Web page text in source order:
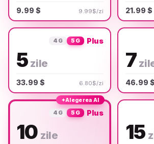
9.99 $ 9.99$/zi 21.99 $
4G 5G Plus
5 zile
33.99 $ 6.80$/zi
7
46.99 $
✦Alegerea AI
4G 5G Plus
10 zile 15